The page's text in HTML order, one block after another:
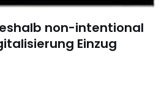
non-intentional
Einzug